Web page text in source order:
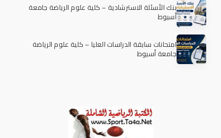
بنك الأسئلة الاسترشادية – كلية علوم الرياضة جامعة
أسيوط
امتحانات سابقة الدراسات العليا – كلية علوم الرياضة
جامعة أسيوط